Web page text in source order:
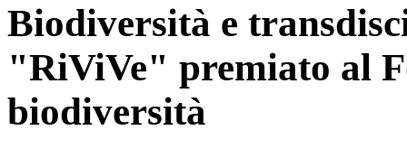
Biodiversità e
"RiViVe" premiato al
biodiversità